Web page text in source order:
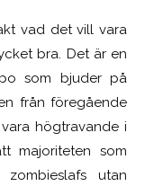
vad det vill vara
bra. Det är en
som bjuder på
från föregående
högtravande i
majoriteten som
utan